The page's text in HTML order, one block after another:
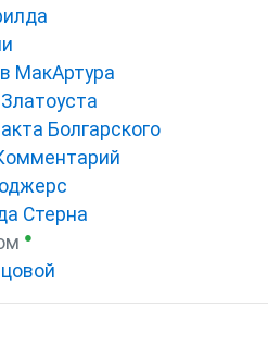
МакАртура
Болгарского
Стерна
●